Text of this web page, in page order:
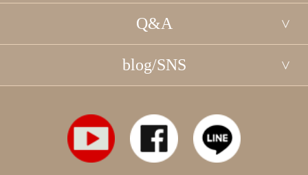
Q&A
blog/SNS